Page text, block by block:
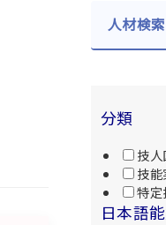
人材検索
分類
技人
技能
特
日本語